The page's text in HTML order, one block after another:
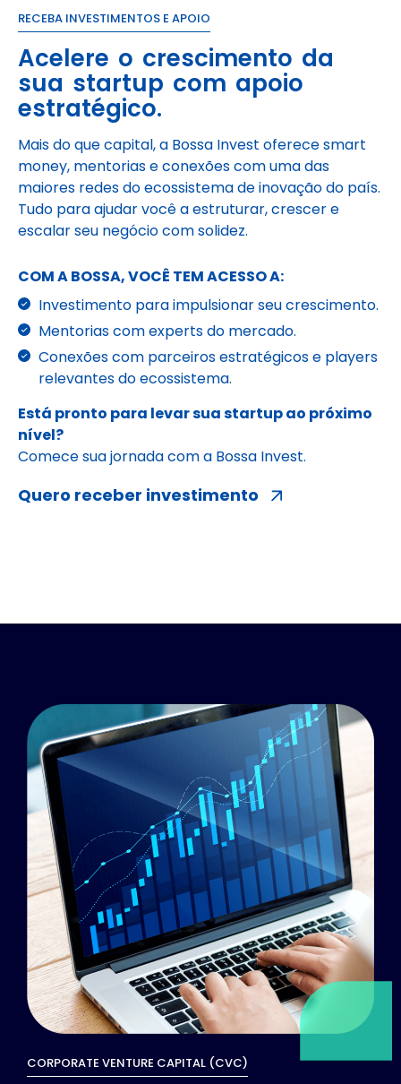
RECEBA INVESTIMENTOS E APOIO
Acelere o crescimento da
sua startup com apoio
estratégico.
Mais do que capital, a Bossa Invest oferece smart
money, mentorias e conexões com uma das
maiores redes do ecossistema de inovação do país.
Tudo para ajudar você a estruturar, crescer e
escalar seu negócio com solidez.
COM A BOSSA, VOCÊ TEM ACESSO A:
Investimento para impulsionar seu crescimento.
Mentorias com experts do mercado.
Conexões com parceiros estratégicos e players
relevantes do ecossistema.
Está pronto para levar sua startup ao próximo
nível?
Comece sua jornada com a Bossa Invest.
Quero receber investimento
CORPORATE VENTURE CAPITAL (CVC)